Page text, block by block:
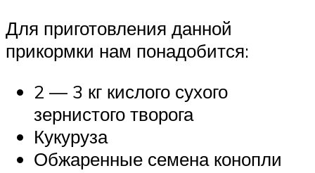
Для приготовления данной
прикормки нам понадобится:
2 — 3 кг кислого сухого
зернистого творога
Кукуруза
Обжаренные семена конопли